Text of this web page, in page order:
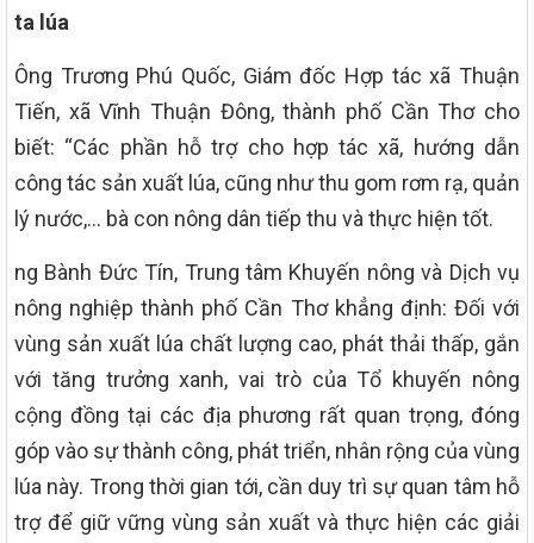
ta lúa
Ông Trương Phú Quốc, Giám đốc Hợp tác xã Thuận
Tiến, xã Vĩnh Thuận Đông, thành phố Cần Thơ cho
biết: “Các phần hỗ trợ cho hợp tác xã, hướng dẫn
công tác sản xuất lúa, cũng như thu gom rơm rạ, quản
lý nước,… bà con nông dân tiếp thu và thực hiện tốt.
ng Bành Đức Tín, Trung tâm Khuyến nông và Dịch vụ
nông nghiệp thành phố Cần Thơ khẳng định: Đối với
vùng sản xuất lúa chất lượng cao, phát thải thấp, gắn
với tăng trưởng xanh, vai trò của Tổ khuyến nông
cộng đồng tại các địa phương rất quan trọng, đóng
góp vào sự thành công, phát triển, nhân rộng của vùng
lúa này. Trong thời gian tới, cần duy trì sự quan tâm hỗ
trợ để giữ vững vùng sản xuất và thực hiện các giải